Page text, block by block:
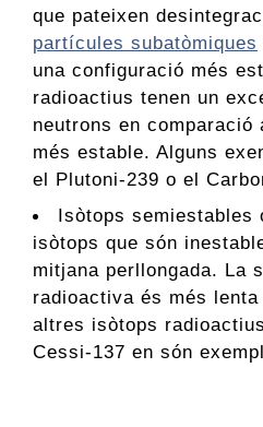
que pateixen
partícules subatòmiques
una configuració més
radioactius tenen un
neutrons en comparació
més estable. Alguns
el Plutoni-239 o el
Isòtops semiestables
isòtops que són
mitjana perllongada. La
radioactiva és més
altres isòtops
Cessi-137 en són